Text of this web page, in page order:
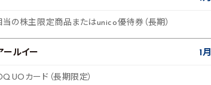
の株主限定商品またはunico優待券（長期）
ールイー 1月
カード（長期限定）